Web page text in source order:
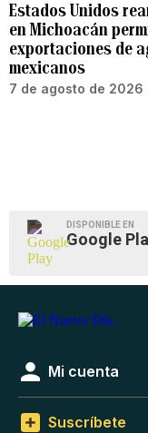
Estados Unidos
en Michoacán
exportaciones de
mexicanos
7 de agosto de 2026
DISPONIBLE EN
Google
Mi cuenta
Suscríbete